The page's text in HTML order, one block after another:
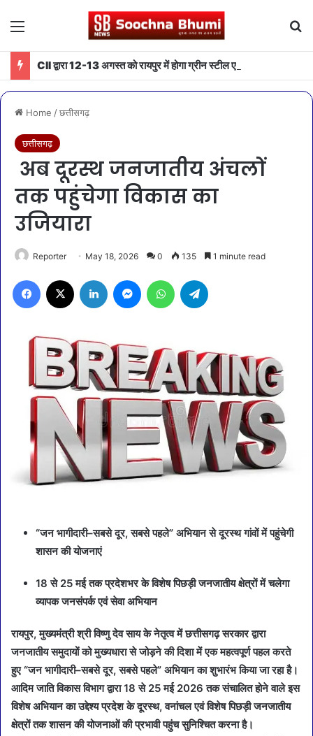
Menu
Home /छत्तीसगढ़
छत्तीसगढ़
अब दूरस्थ जनजातीय अंचलों
तक पहुंचेगा विकास का
उजियारा
Reporter May 18, 2026 0 135 1 minute read
Facebook LinkedIn MessengerWhatsApp
“जन भागीदारी–सबसे दूर, सबसे पहले” अभियान से दूरस्थ गांवों में पहुंचेगी
शासन की योजनाएं
18 से 25 मई तक प्रदेशभर के विशेष पिछड़ी जनजातीय क्षेत्रों में चलेगा
व्यापक जनसंपर्क एवं सेवा अभियान
रायपुर, मुख्यमंत्री श्री विष्णु देव साय के नेतृत्व में छत्तीसगढ़ सरकार द्वारा
जनजातीय समुदायों को मुख्यधारा से जोड़ने की दिशा में एक महत्वपूर्ण पहल करते
हुए “जन भागीदारी–सबसे दूर, सबसे पहले” अभियान का शुभारंभ किया जा रहा है।
आदिम जाति विकास विभाग द्वारा 18 से 25 मई 2026 तक संचालित होने वाले इस
विशेष अभियान का उद्देश्य प्रदेश के दूरस्थ, वनांचल एवं विशेष पिछड़ी जनजातीय
क्षेत्रों तक शासन की योजनाओं की प्रभावी पहुंच सुनिश्चित करना है।